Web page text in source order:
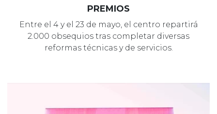
PREMIOS
Entre el 4 y el 23 de mayo, el centro repartirá
2.000 obsequios tras completar diversas
reformas técnicas y de servicios.